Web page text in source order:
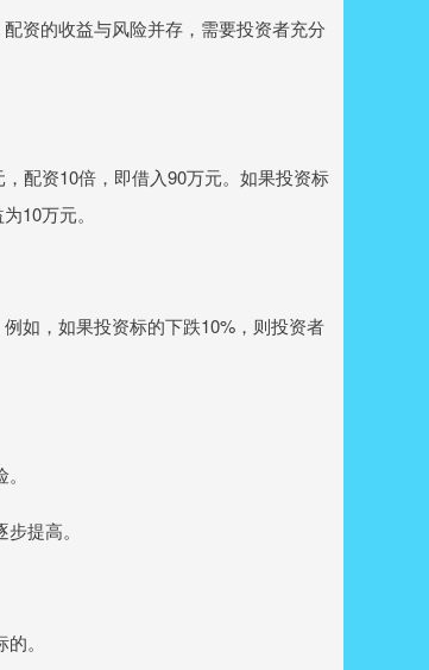
资的收益与风险并存，需要投资者充分
配资10倍，即借入90万元。如果投资标
10万元。
如，如果投资标的下跌10%，则投资者
提高。
。